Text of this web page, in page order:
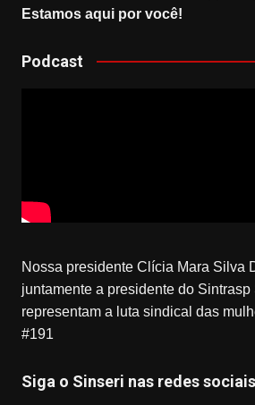
Estamos aqui por você!
Podcast
Nossa presidente Clícia Mara Silva
juntamente a presidente do
representam a luta sindical das
#191
Siga o Sinseri nas redes